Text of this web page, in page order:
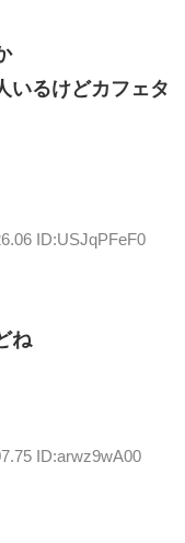
いるけどカフェタ
ID:USJqPFeF0
ね
ID:arwz9wA00